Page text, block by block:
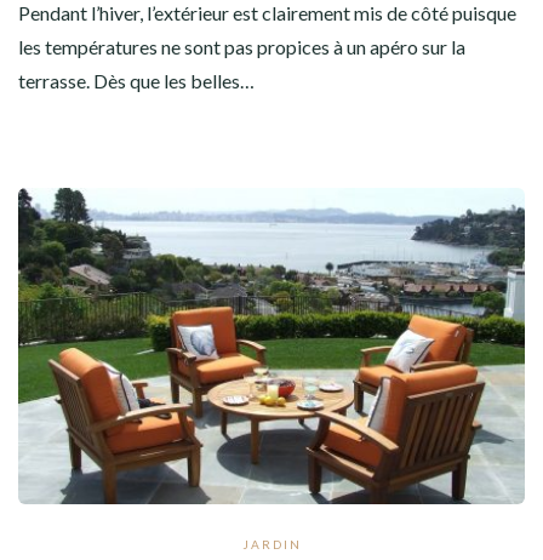
Pendant l’hiver, l’extérieur est clairement mis de côté puisque
les températures ne sont pas propices à un apéro sur la
terrasse. Dès que les belles…
JARDIN